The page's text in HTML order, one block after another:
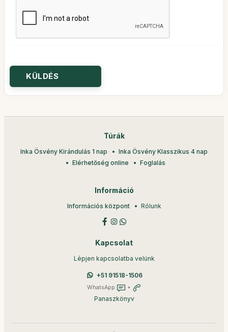
Túrák
Inka Ösvény Kirándulás 1 nap
Inka Ösvény Klasszikus 4 nap
Elérhetőség online
Foglalás
Információ
Információs központ Rólunk
Kapcsolat
Lépjen kapcsolatba velünk
+51 91518-1506
WhatsApp +
Panaszkönyv